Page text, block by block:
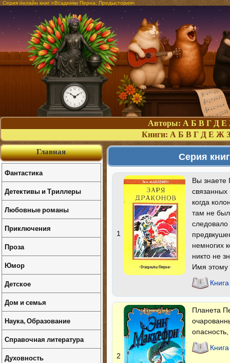
Серия онлайн книг «Всадники Перна: Предыстория»
Авторы: А Б В Г Д Е
Книги: А Б В Г Д Е Ж З
Серия
1
Вы знаете
связанных
когда
там не
следовало
немногих
никто не
Имя этому
2
Планета
Главная
Фантастика
Детективы и Триллеры
Любовные романы
Приключения
Проза
Юмор
Детское
Дом и семья
Наука, Образование
Справочная литература
Духовность